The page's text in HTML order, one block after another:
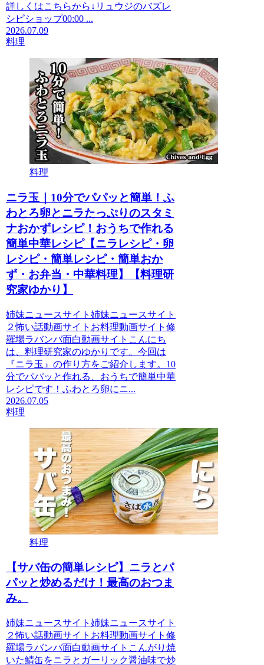
詳しくはこちらから↓リュウジのバズレ
シピショップ00:00 ...
2026.07.09
料理
料理
ニラ玉｜10分でパパッと簡単！ふ
わとろ卵とニラたっぷりのスタミ
ナおかずレシピ！おうちで作れる
簡単中華レシピ【ニラレシピ・卵
レシピ・簡単レシピ・簡単おか
ず・お弁当・中華料理】【料理研
究家ゆかり】
姉妹ニュースサイト姉妹ニュースサイト
２怖い話動画サイトお料理動画サイト修
羅場ラバンバ面白動画サイトこんにち
は、料理研究家のゆかりです。今回は
『ニラ玉』の作り方をご紹介します。10
分でパパッと作れる、おうちで簡単中華
レシピです！ふわとろ卵にニ...
2026.07.05
料理
料理
【サバ缶の簡単レシピ】ニラとパ
パッと炒めるだけ！最高のおつま
み。
姉妹ニュースサイト姉妹ニュースサイト
２怖い話動画サイトお料理動画サイト修
羅場ラバンバ面白動画サイトこんがり焼
いた鯖缶をニラとガーリック醤油味で炒